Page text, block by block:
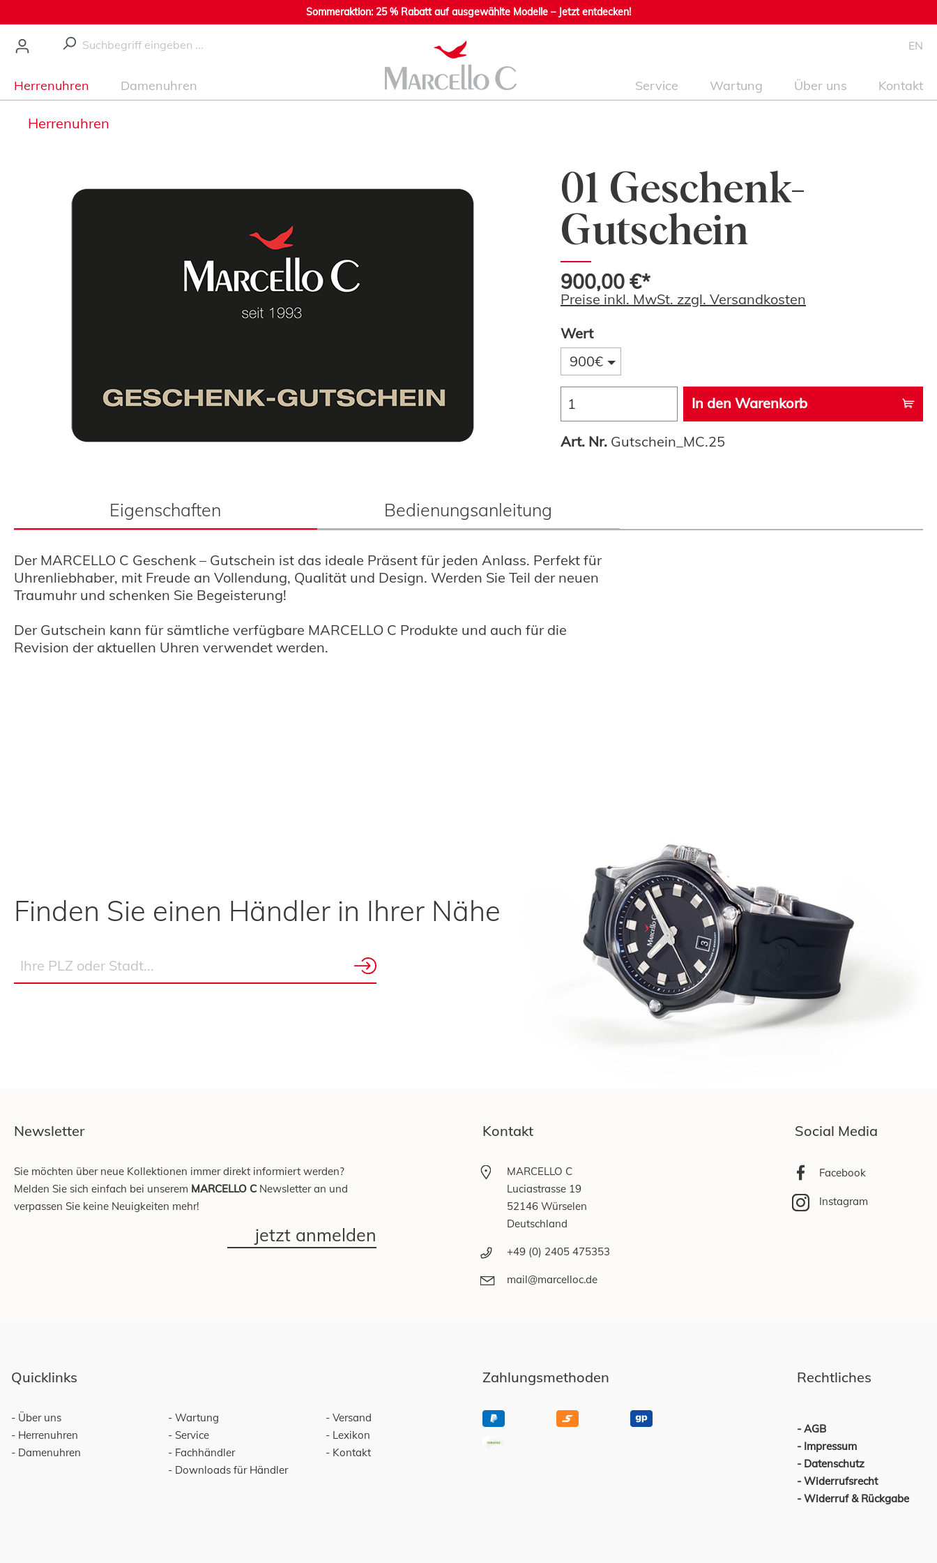
Sommeraktion: 25 % Rabatt auf ausgewählte Modelle – Jetzt entdecken!
EN
Herrenuhren Damenuhren Service Wartung Über uns Kontakt
Herrenuhren
01 Geschenk-
Gutschein
900,00 €*
Preise inkl. MwSt. zzgl. Versandkosten
Wert
900€
In den Warenkorb
Art. Nr. Gutschein_MC.25
Eigenschaften Bedienungsanleitung
Der MARCELLO C Geschenk – Gutschein ist das ideale Präsent für jeden Anlass. Perfekt für
Uhrenliebhaber, mit Freude an Vollendung, Qualität und Design. Werden Sie Teil der neuen
Traumuhr und schenken Sie Begeisterung!
Der Gutschein kann für sämtliche verfügbare MARCELLO C Produkte und auch für die
Revision der aktuellen Uhren verwendet werden.
Finden Sie einen Händler in Ihrer Nähe
Newsletter
Sie möchten über neue Kollektionen immer direkt informiert werden?
Melden Sie sich einfach bei unserem MARCELLO C Newsletter an und
verpassen Sie keine Neuigkeiten mehr!
jetzt anmelden
Kontakt
MARCELLO C
Luciastrasse 19
52146 Würselen
Deutschland
+49 (0) 2405 475353
mail@marcelloc.de
Social Media
Facebook
Instagram
Quicklinks
Über uns
Herrenuhren
Damenuhren
Wartung
Service
Fachhändler
Downloads für Händler
Versand
Lexikon
Kontakt
Zahlungsmethoden Rechtliches
AGB
Impressum
Datenschutz
Widerrufsrecht
Widerruf & Rückgabe